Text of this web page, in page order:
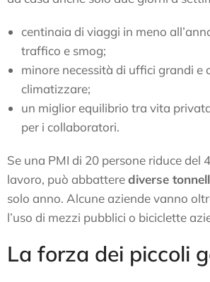
centinaia di viaggi in meno
traffico e smog;
minore necessità di uffici grandi e
climatizzare;
un miglior equilibrio tra vita
per i collaboratori.
Se una PMI di 20 persone riduce del
lavoro, può abbatterediverse
solo anno. Alcune aziende vanno
l’uso di mezzi pubblici o biciclette
La forza dei piccoli